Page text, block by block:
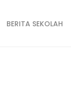
BERITA SEKOLAH